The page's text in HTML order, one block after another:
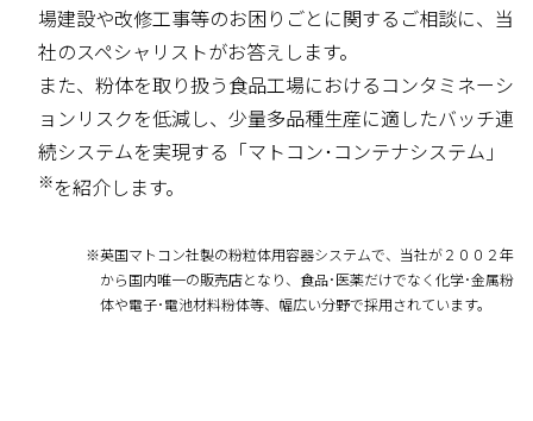
場建設や改修工事等のお困りごとに関するご相談に、当
社のスペシャリストがお答えします。
また、粉体を取り扱う食品工場におけるコンタミネーシ
ョンリスクを低減し、少量多品種生産に適したバッチ連
続システムを実現する「マトコン･コンテナシステム」
※を紹介します。
※英国マトコン社製の粉粒体用容器システムで、当社が２００２年
から国内唯一の販売店となり、食品･医薬だけでなく化学･金属粉
体や電子･電池材料粉体等、幅広い分野で採用されています。